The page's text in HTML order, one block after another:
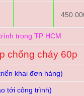
trong TP HCM
chống cháy 60p
khai đơn hàng)
tới công trình)